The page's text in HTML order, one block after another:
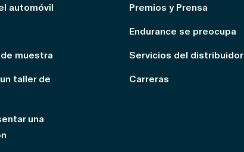
automóvil
muestra
taller de
una
Premios y Prensa
Endurance se preocupa
Servicios del distribuidor
Carreras